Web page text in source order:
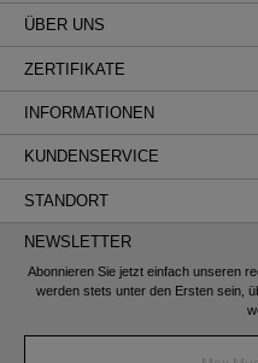
ÜBER UNS
ZERTIFIKATE
INFORMATIONEN
KUNDENSERVICE
STANDORT
NEWSLETTER
Abonnieren Sie jetzt einfach unseren
werden stets unter den Ersten sein,